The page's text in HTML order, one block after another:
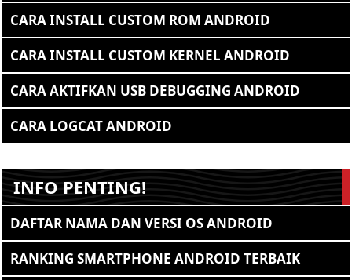
CARA INSTALL CUSTOM ROM ANDROID
CARA INSTALL CUSTOM KERNEL ANDROID
CARA AKTIFKAN USB DEBUGGING ANDROID
CARA LOGCAT ANDROID
INFO PENTING!
DAFTAR NAMA DAN VERSI OS ANDROID
RANKING SMARTPHONE ANDROID TERBAIK